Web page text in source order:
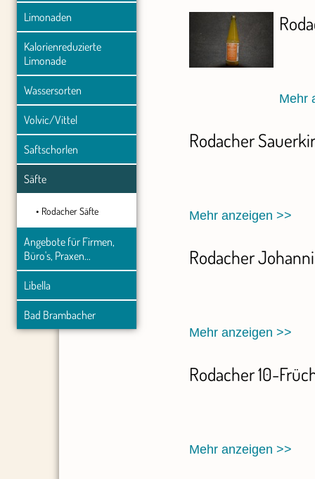
Limonaden
Kalorienreduzierte
Limonade
Wassersorten
Volvic/Vittel
Saftschorlen
Säfte
Rodacher Säfte
Angebote für Firmen,
Büro's, Praxen...
Libella
Bad Brambacher
Mehr
Rodacher
Mehr anzeigen >>
Rodacher
Mehr anzeigen >>
Rodacher 10-
Mehr anzeigen >>